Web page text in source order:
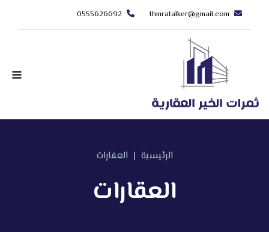
الرئيسية | العقارات
العقارات